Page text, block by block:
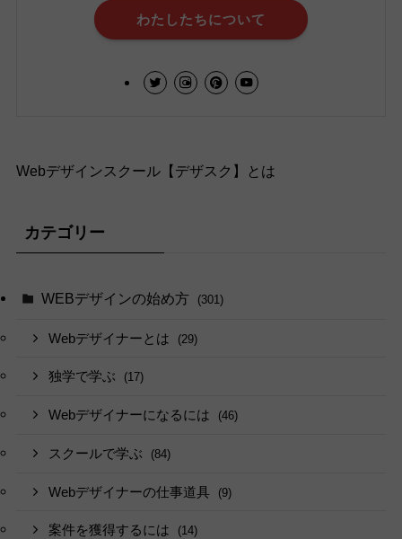
わたしたちについて
Webデザインスクール【デザスク】とは
カテゴリー
WEBデザインの始め方 (301)
Webデザイナーとは (29)
独学で学ぶ (17)
Webデザイナーになるには (46)
スクールで学ぶ (84)
Webデザイナーの仕事道具 (9)
案件を獲得するには (14)